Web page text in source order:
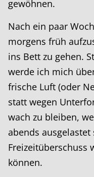
gewöhnen.
Nach ein paar
morgens früh
ins Bett zu gehen.
werde ich mich
frische Luft (oder
statt wegen
wach zu bleiben,
abends
Freizeitüberschuss
können.